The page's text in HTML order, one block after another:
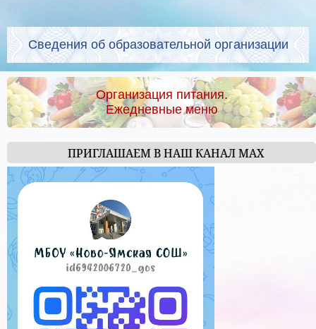
Сведения об образовательной организации
Организация питания.
Ежедневные меню
ПРИГЛАШАЕМ В НАШ КАНАЛ МАХ